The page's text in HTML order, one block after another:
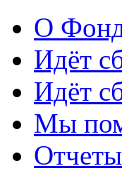
О
Идёт
Идёт
Мы
Отчеты